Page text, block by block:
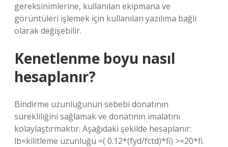
gereksinimlerine, kullanılan ekipmana ve
görüntüleri işlemek için kullanılan yazılıma bağlı
olarak değişebilir.
Kenetlenme boyu nasıl
hesaplanır?
Bindirme uzunluğunun sebebi donatının
sürekliliğini sağlamak ve donatının imalatını
kolaylaştırmaktır. Aşağıdaki şekilde hesaplanır:
lb=kilitleme uzunluğu =( 0.12*(fyd/fctd)*fi) >=20*fi.